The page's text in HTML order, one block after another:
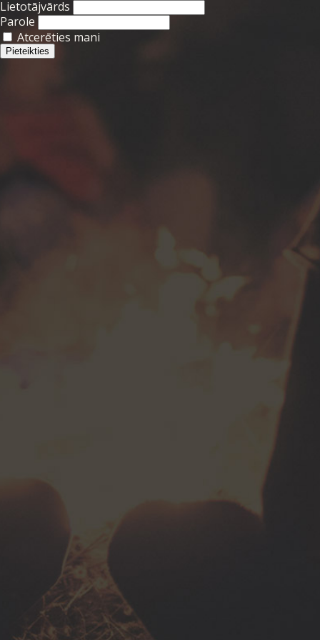
Lietotājvārds
Parole
Atcerēties mani